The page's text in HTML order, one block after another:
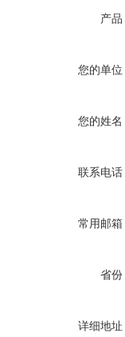
产品
您的单位
您的姓名
联系电话
常用邮箱
省份
详细地址